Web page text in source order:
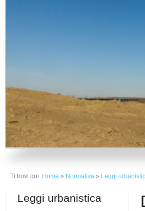
Ti trovi qui: Home » Normativa » Leggi
Leggi urbanistica